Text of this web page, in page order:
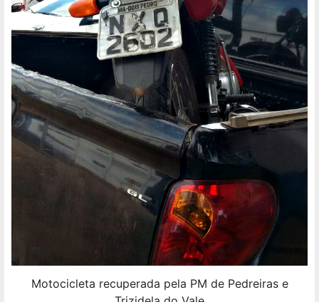
Motocicleta recuperada pela PM de Pedreiras e